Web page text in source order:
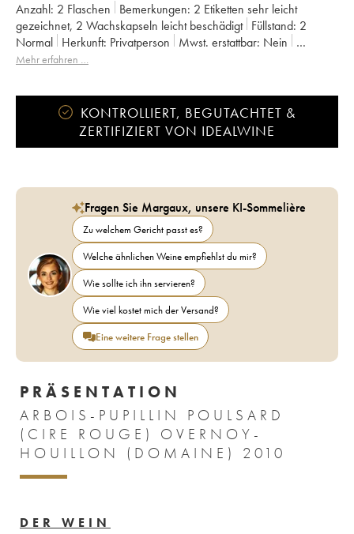
Anzahl: 2 Flaschen Bemerkungen: 2 Etiketten sehr leicht
gezeichnet, 2 Wachskapseln leicht beschädigt Füllstand: 2
Normal
Herkunft: privatperson Mwst. erstattbar:
nein
Region: Jura
Mehr erfahren …
KONTROLLIERT, BEGUTACHTET &
ZERTIFIZIERT VON IDEALWINE
Fragen Sie Margaux, unsere KI-Sommelière
Zu welchem Gericht passt es?
Welche ähnlichen Weine empfiehlst du mir?
Wie sollte ich ihn servieren?
Wie viel kostet mich der Versand?
Eine weitere Frage stellen
PRÄSENTATION
ARBOIS-PUPILLIN POULSARD
(CIRE ROUGE) OVERNOY-
HOUILLON (DOMAINE) 2010
DER WEIN